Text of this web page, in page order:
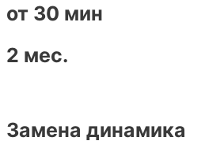
от 30 мин
2 мес.
Замена динамика